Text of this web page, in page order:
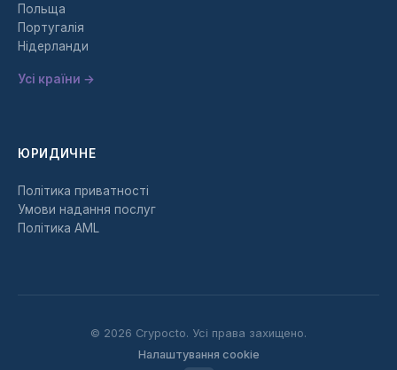
Польща
Португалія
Нідерланди
Усі країни →
ЮРИДИЧНЕ
Політика приватності
Умови надання послуг
Політика AML
© 2026 Crypocto. Усі права захищено.
Налаштування cookie